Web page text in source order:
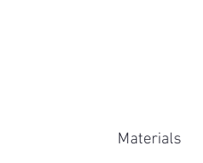
Materials